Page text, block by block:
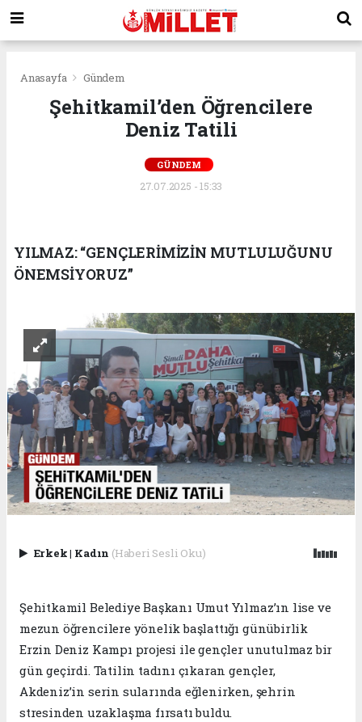
Anasayfa Gündem
Şehitkamil’den Öğrencilere
Deniz Tatili
GÜNDEM
27.07.2025 - 15:33
YILMAZ: “GENÇLERİMİZİN MUTLULUĞUNU
ÖNEMSİYORUZ”
Erkek| Kadın (Haberi Sesli Oku)
Şehitkamil Belediye Başkanı Umut Yılmaz’ın lise ve
mezun öğrencilere yönelik başlattığı günübirlik
Erzin Deniz Kampı projesi ile gençler unutulmaz bir
gün geçirdi. Tatilin tadını çıkaran gençler,
Akdeniz’in serin sularında eğlenirken, şehrin
stresinden uzaklaşma fırsatı buldu.